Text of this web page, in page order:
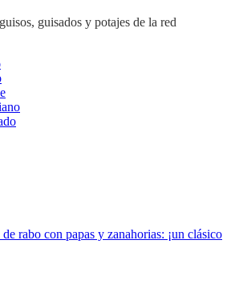
guisados y potajes de la red
rabo con papas y zanahorias: ¡un clásico